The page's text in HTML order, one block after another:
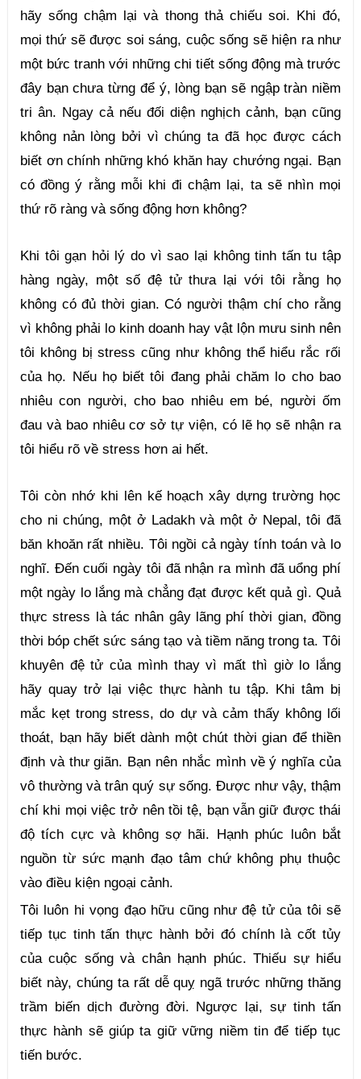
hãy sống chậm lại và thong thả chiếu soi. Khi đó,
mọi thứ sẽ được soi sáng, cuộc sống sẽ hiện ra như
một bức tranh với những chi tiết sống động mà trước
đây bạn chưa từng để ý, lòng bạn sẽ ngập tràn niềm
tri ân. Ngay cả nếu đối diện nghịch cảnh, bạn cũng
không nản lòng bởi vì chúng ta đã học được cách
biết ơn chính những khó khăn hay chướng ngại. Bạn
có đồng ý rằng mỗi khi đi chậm lại, ta sẽ nhìn mọi
thứ rõ ràng và sống động hơn không?
Khi tôi gạn hỏi lý do vì sao lại không tinh tấn tu tập
hàng ngày, một số đệ tử thưa lại với tôi rằng họ
không có đủ thời gian. Có người thậm chí cho rằng
vì không phải lo kinh doanh hay vật lộn mưu sinh nên
tôi không bị stress cũng như không thể hiểu rắc rối
của họ. Nếu họ biết tôi đang phải chăm lo cho bao
nhiêu con người, cho bao nhiêu em bé, người ốm
đau và bao nhiêu cơ sở tự viện, có lẽ họ sẽ nhận ra
tôi hiểu rõ về stress hơn ai hết.
Tôi còn nhớ khi lên kế hoạch xây dựng trường học
cho ni chúng, một ở Ladakh và một ở Nepal, tôi đã
băn khoăn rất nhiều. Tôi ngồi cả ngày tính toán và lo
nghĩ. Đến cuối ngày tôi đã nhận ra mình đã uổng phí
một ngày lo lắng mà chẳng đạt được kết quả gì. Quả
thực stress là tác nhân gây lãng phí thời gian, đồng
thời bóp chết sức sáng tạo và tiềm năng trong ta. Tôi
khuyên đệ tử của mình thay vì mất thì giờ lo lắng
hãy quay trở lại việc thực hành tu tập. Khi tâm bị
mắc kẹt trong stress, do dự và cảm thấy không lối
thoát, bạn hãy biết dành một chút thời gian để thiền
định và thư giãn. Bạn nên nhắc mình về ý nghĩa của
vô thường và trân quý sự sống. Được như vậy, thậm
chí khi mọi việc trở nên tồi tệ, bạn vẫn giữ được thái
độ tích cực và không sợ hãi. Hạnh phúc luôn bắt
nguồn từ sức mạnh đạo tâm chứ không phụ thuộc
vào điều kiện ngoại cảnh.
Tôi luôn hi vọng đạo hữu cũng như đệ tử của tôi sẽ
tiếp tục tinh tấn thực hành bởi đó chính là cốt tủy
của cuộc sống và chân hạnh phúc. Thiếu sự hiểu
biết này, chúng ta rất dễ quỵ ngã trước những thăng
trầm biến dịch đường đời. Ngược lại, sự tinh tấn
thực hành sẽ giúp ta giữ vững niềm tin để tiếp tục
tiến bước.